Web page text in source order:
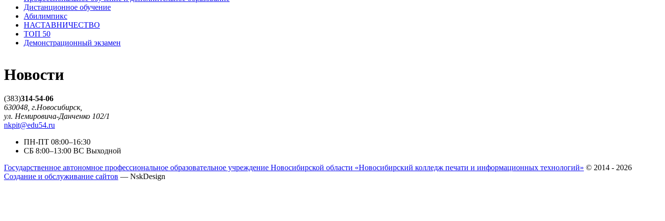
Дистанционное обучение
Абилимпикс
НАСТАВНИЧЕСТВО
ТОП 50
Демонстрационный экзамен
Новости
(383)314-54-06
630048, г.Новосибирск,
ул. Немировича-Данченко 102/1
nkpit@edu54.ru
ПН-ПТ 08:00–16:30
CБ 8:00–13:00 ВС Выходной
Государственное автономное профессиональное образовательное учреждение Новосибирской области «Новосибирский колледж печати и информационных технологий» © 2014 - 2026
Создание и обслуживание сайтов — NskDesign